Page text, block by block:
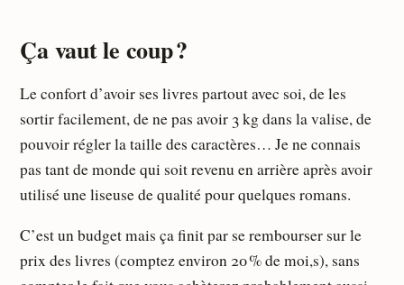
Ça vaut le coup ?
Le confort d’avoir ses livres partout avec soi, de les
sortir facilement, de ne pas avoir 3 kg dans la valise, de
pouvoir régler la taille des caractères… Je ne connais
pas tant de monde qui soit revenu en arrière après avoir
utilisé une liseuse de qualité pour quelques romans.
C’est un budget mais ça finit par se rembourser sur le
prix des livres (comptez environ 20 % de moi,s), sans